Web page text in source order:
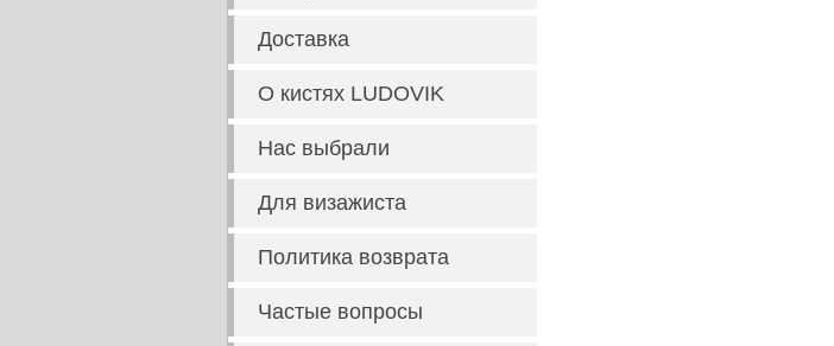
Доставка
О кистях LUDOVIK
Нас выбрали
Для визажиста
Политика возврата
Частые вопросы